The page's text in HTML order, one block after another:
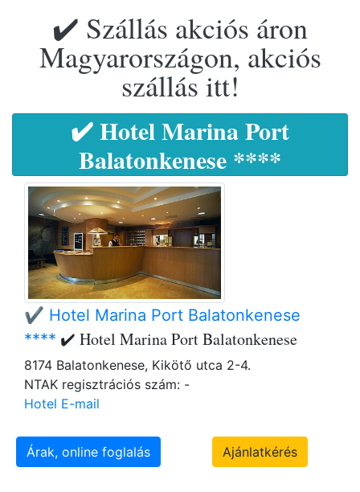
✔️ Szállás akciós áron
Magyarországon, akciós
szállás itt!
✔️ Hotel Marina Port
Balatonkenese ****
✔️ Hotel Marina Port Balatonkenese
**** ✔️ Hotel Marina Port Balatonkenese
8174 Balatonkenese, Kikötő utca 2-4.
NTAK regisztrációs szám: -
Hotel E-mail
Árak, online foglalás Ajánlatkérés